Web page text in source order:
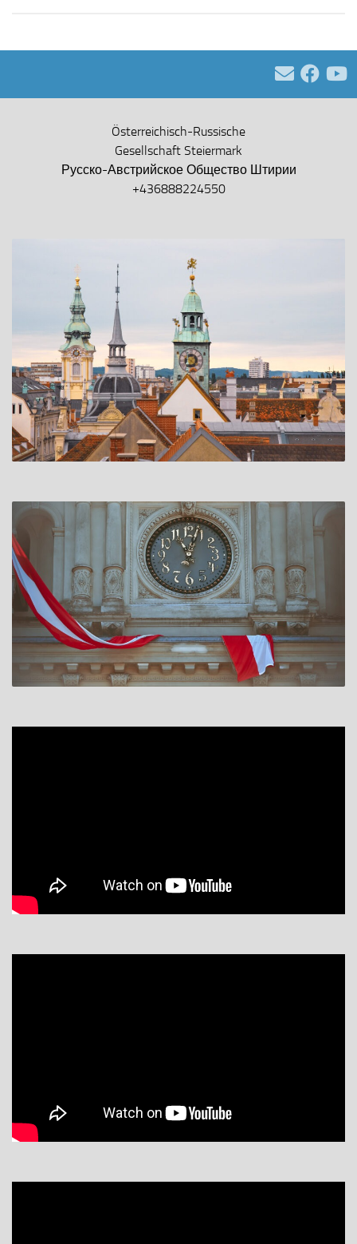
Österreichisch-Russische
Gesellschaft Steiermark
Русско-Австрийское Общество Штирии
+436888224550